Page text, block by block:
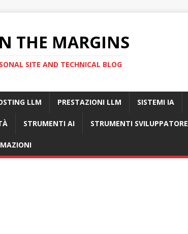
THE MARGINS
SITE AND TECHNICAL BLOG
LLM PRESTAZIONI LLM SISTEMI IA
STRUMENTI AI STRUMENTI SVILUPPATORE